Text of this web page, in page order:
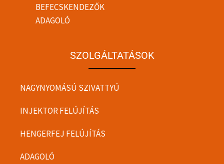
BEFECSKENDEZŐK
ADAGOLÓ
SZOLGÁLTATÁSOK
NAGYNYOMÁSÚ SZIVATTYÚ
INJEKTOR FELÚJÍTÁS
HENGERFEJ FELÚJÍTÁS
ADAGOLÓ